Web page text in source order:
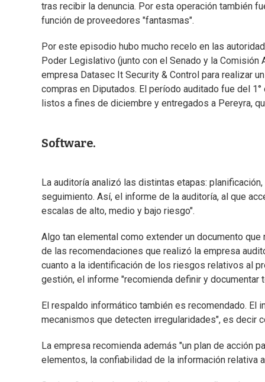
tras recibir la denuncia. Por esta operación también
función de proveedores "fantasmas".
Por este episodio hubo mucho recelo en las
Poder Legislativo (junto con el Senado y la
empresa Datasec It Security & Control para realizar
compras en Diputados. El período auditado fue del
listos a fines de diciembre y entregados a Pereyra,
Software.
La auditoría analizó las distintas etapas:
seguimiento. Así, el informe de la auditoría, al que
escalas de alto, medio y bajo riesgo".
Algo tan elemental como extender un documento
de las recomendaciones que realizó la empresa
cuanto a la identificación de los riesgos relativos al
gestión, el informe "recomienda definir y
El respaldo informático también es recomendado.
mecanismos que detecten irregularidades", es decir
La empresa recomienda además "un plan de acción
elementos, la confiabilidad de la información